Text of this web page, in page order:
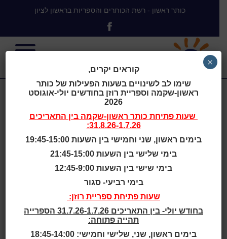
כותר ראשון - רשת הכותרים והספריות בראשון לציון
פתיחת
הכותרים
והספריות לרגל
המצב הבטחוני
קוראים יקרים,
שימו לב לשינויים בשעות הפעילות של כותר
ראשון-שקמה וספריית רוזן בחודשים יולי-אוגוסט
2026
שעות פתיחת כותר ראשון-שקמה בין התאריכים
31.8.26-1.7.26:
בימים ראשון, שני וחמישי בין השעות 19:45-15:00
בימי שלישי בין השעות 21:45-15:00
בימי שישי בין השעות 12:45-9:00
בימי רביעי- סגור
שעות פתיחת ספריית רוזן:
בחודש יולי- בין התאריכים 31.7.26-1.7.26 הספרייה
תהייה פתוחה:
בימים ראשון, שני, שלישי וחמישי: 18:45-14:00
×